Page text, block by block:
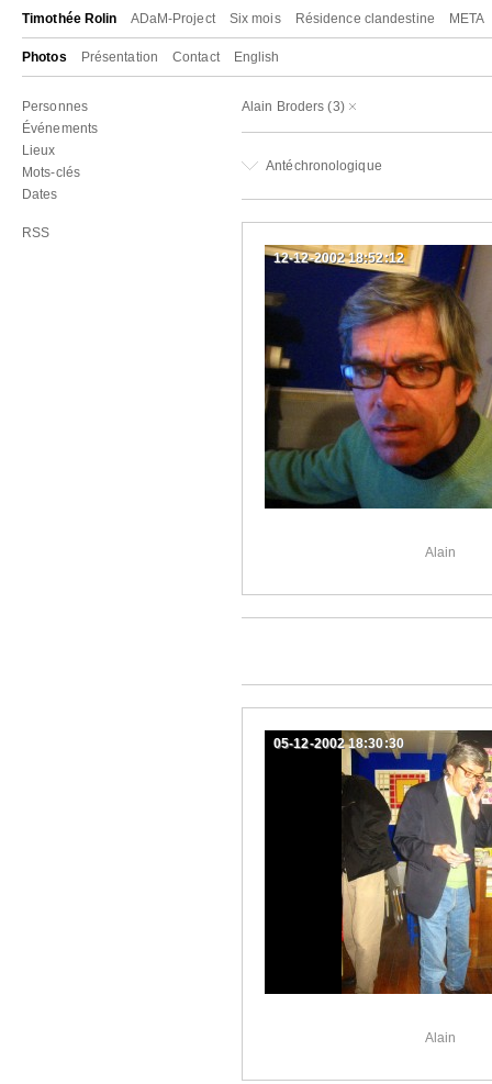
Timothée Rolin ADaM-Project Six mois Résidence clandestine META
Photos Présentation Contact English
Personnes
Événements
Lieux
Mots-clés
Dates
RSS
Alain Broders (3)
Antéchronologique
Alain
12-12-2002 18:52:12
Alain
05-12-2002 18:30:30